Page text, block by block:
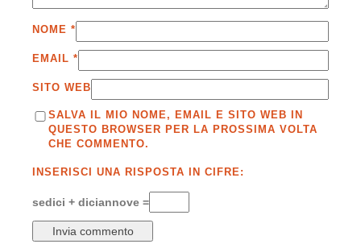
NOME *
EMAIL *
SITO WEB
SALVA IL MIO NOME, EMAIL E SITO WEB IN
QUESTO BROWSER PER LA PROSSIMA VOLTA
CHE COMMENTO.
INSERISCI UNA RISPOSTA IN CIFRE:
sedici + diciannove =